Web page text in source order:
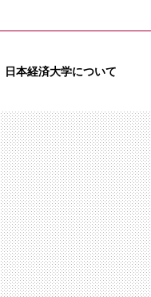
日本経済大学について